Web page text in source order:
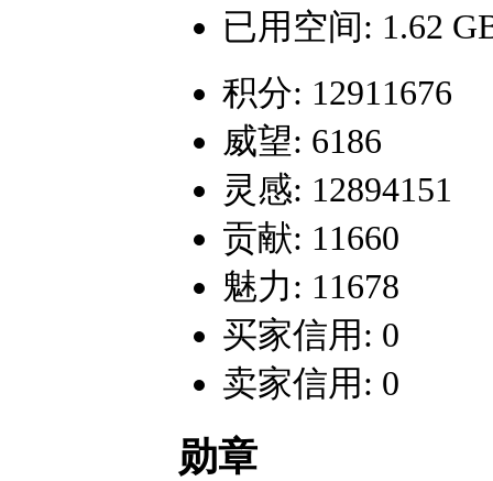
已用空间: 1.62
积分: 12911676
威望: 6186
灵感: 12894151
贡献: 11660
魅力: 11678
买家信用: 0
卖家信用: 0
勋章